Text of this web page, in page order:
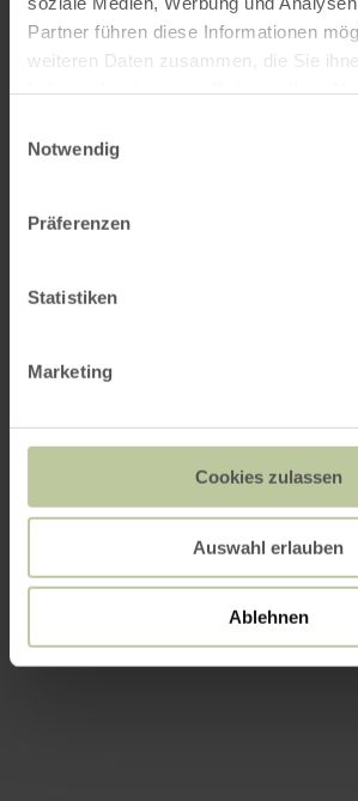
Partner führen diese Informationen
weiteren Daten zusammen, die Sie
Notwendig
Präferenzen
Statistiken
Marketing
Cookies zulassen
Auswahl erlauben
Ablehnen